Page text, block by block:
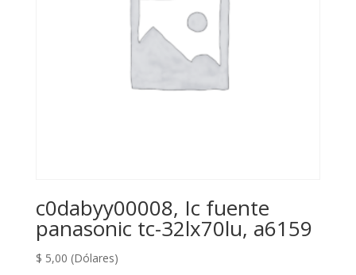
c0dabyy00008, Ic fuente
panasonic tc-32lx70lu, a6159
$ 5,00 (Dólares)